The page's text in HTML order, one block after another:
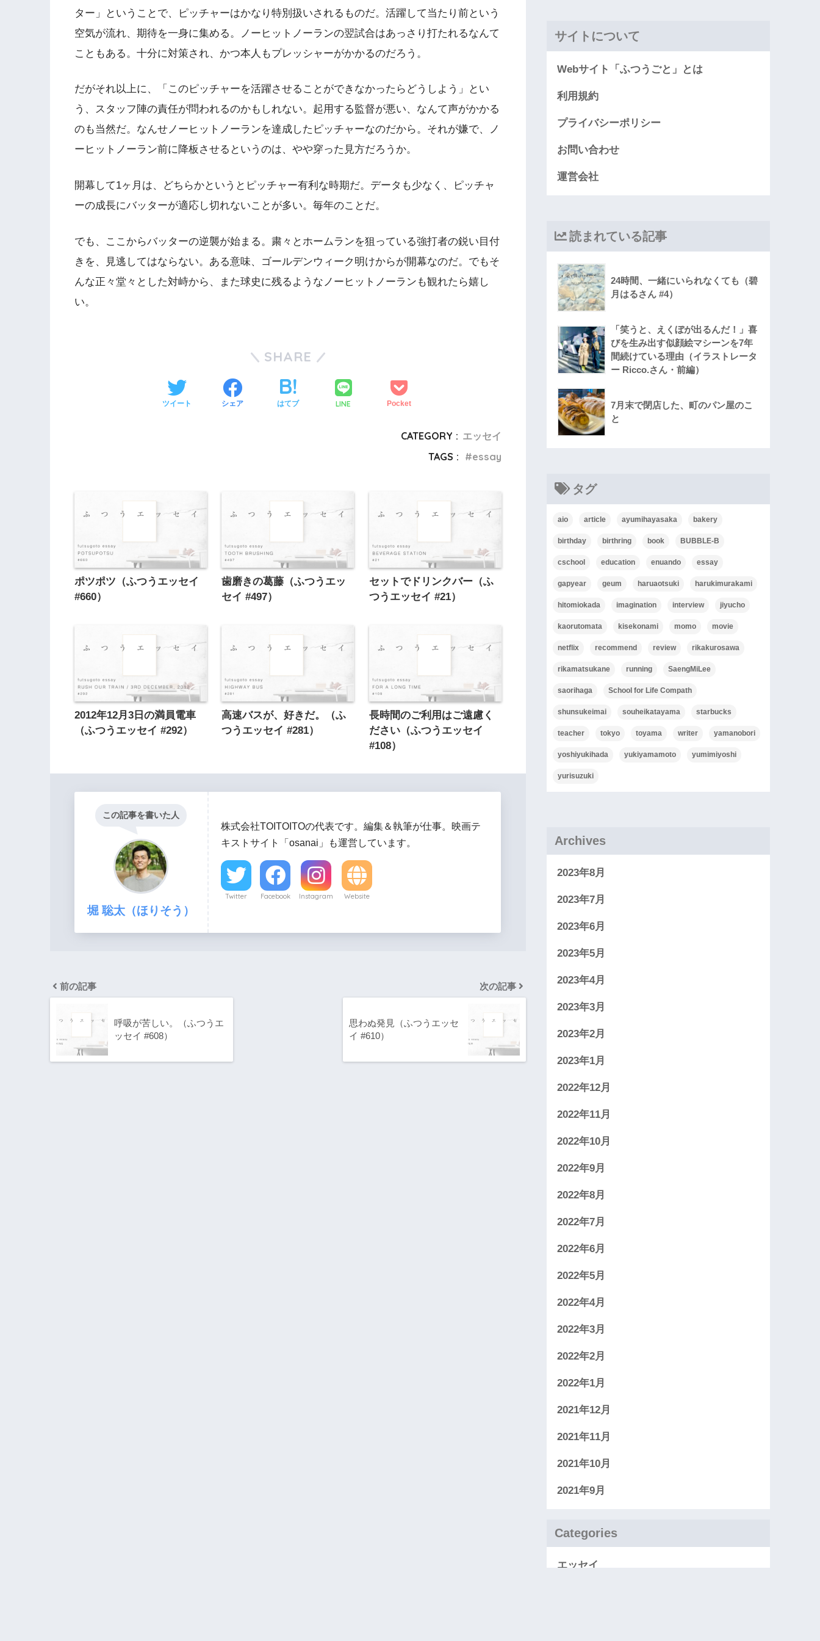
ター」ということで、ピッチャーはかなり特別扱いされるものだ。活躍して当たり前という
空気が流れ、期待を一身に集める。ノーヒットノーランの翌試合はあっさり打たれるなんて
こともある。十分に対策され、かつ本人もプレッシャーがかかるのだろう。
だがそれ以上に、「このピッチャーを活躍させることができなかったらどうしよう」とい
う、スタッフ陣の責任が問われるのかもしれない。起用する監督が悪い、なんて声がかかる
のも当然だ。なんせノーヒットノーランを達成したピッチャーなのだから。それが嫌で、ノ
ーヒットノーラン前に降板させるというのは、やや穿った見方だろうか。
開幕して1ヶ月は、どちらかというとピッチャー有利な時期だ。データも少なく、ピッチャ
ーの成長にバッターが適応し切れないことが多い。毎年のことだ。
でも、ここからバッターの逆襲が始まる。粛々とホームランを狙っている強打者の鋭い目付
きを、見逃してはならない。ある意味、ゴールデンウィーク明けからが開幕なのだ。でもそ
んな正々堂々とした対峙から、また球史に残るようなノーヒットノーランも観れたら嬉し
い。
SHARE
ツイート シェア はてブ LINE Pocket
CATEGORY : エッセイ
TAGS :
essay
ポツポツ（ふつうエッセイ
#660）
歯磨きの葛藤（ふつうエッ
セイ #497）
セットでドリンクバー（ふ
つうエッセイ #21）
2012年12月3日の満員電車
（ふつうエッセイ #292）
高速バスが、好きだ。（ふ
つうエッセイ #281）
長時間のご利用はご遠慮く
ださい（ふつうエッセイ
#108）
この記事を書いた人
堀 聡太（ほりそう）
株式会社TOITOITOの代表です。編集＆執筆が仕事。映画テ
キストサイト「osanai」も運営しています。
Twitter Facebook Instagram Website
前の記事
呼吸が苦しい。（ふつうエ
ッセイ #608）
次の記事
思わぬ発見（ふつうエッセ
イ #610）
サイトについて
Webサイト「ふつうごと」とは
利用規約
プライバシーポリシー
お問い合わせ
運営会社
読まれている記事
24時間、一緒にいられなくても（碧
月はるさん #4）
「笑うと、えくぼが出るんだ！」喜
びを生み出す似顔絵マシーンを7年
間続けている理由（イラストレータ
ー Ricco.さん・前編）
7月末で閉店した、町のパン屋のこ
と
タグ
aio article ayumihayasaka bakery
birthday birthring book BUBBLE-B
cschool education enuando essay
gapyear geum haruaotsuki harukimurakami
hitomiokada imagination interview jiyucho
kaorutomata kisekonami momo movie
netflix recommend review rikakurosawa
rikamatsukane running SaengMiLee
saorihaga School for Life Compath
shunsukeimai souheikatayama starbucks
teacher tokyo toyama writer yamanobori
yoshiyukihada yukiyamamoto yumimiyoshi
yurisuzuki
Archives
2023年8月
2023年7月
2023年6月
2023年5月
2023年4月
2023年3月
2023年2月
2023年1月
2022年12月
2022年11月
2022年10月
2022年9月
2022年8月
2022年7月
2022年6月
2022年5月
2022年4月
2022年3月
2022年2月
2022年1月
2021年12月
2021年11月
2021年10月
2021年9月
Categories
エッセイ